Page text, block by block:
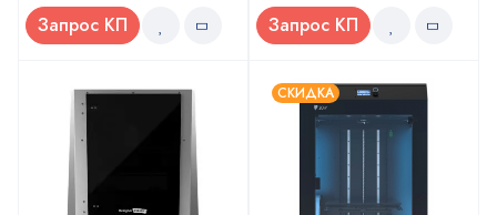
Запрос КП Запрос КП
СКИДКА